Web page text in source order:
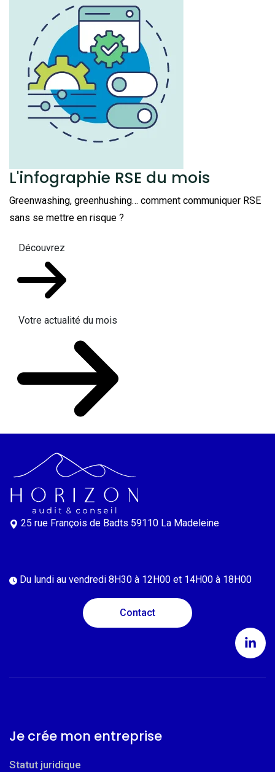
L'infographie RSE du mois
Greenwashing, greenhushing… comment communiquer RSE
sans se mettre en risque ?
Découvrez
Votre actualité du mois
25 rue François de Badts 59110 La Madeleine
Du lundi au vendredi 8H30 à 12H00 et 14H00 à 18H00
Contact
Je crée mon entreprise
Statut juridique